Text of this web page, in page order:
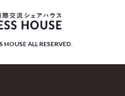
ALL RESERVED.